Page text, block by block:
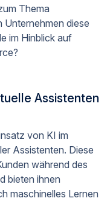
Thema
diese
im Hinblick auf
Assistenten
von KI im
Assistenten. Diese
während des
bieten ihnen
maschinelles Lernen